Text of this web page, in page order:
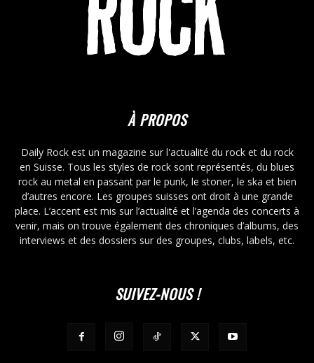
À PROPOS
Daily Rock est un magazine sur l'actualité du rock et du rock
en Suisse. Tous les styles de rock sont représentés, du blues
rock au metal en passant par le punk, le stoner, le ska et bien
d’autres encore. Les groupes suisses ont droit à une grande
place. L’accent est mis sur l’actualité et l’agenda des concerts à
venir, mais on trouve également des chroniques d’albums, des
interviews et des dossiers sur des groupes, clubs, labels, etc.
SUIVEZ-NOUS !